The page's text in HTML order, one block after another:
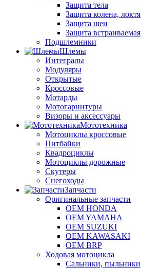
Защита тела
Защита колена, локтя
Защита шеи
Защита встраиваемая
Подшлемники
Шлемы
Интегралы
Модуляры
Открытые
Кроссовые
Мотарды
Мотогарнитуры
Визоры и аксессуары
Мототехника
Мотоциклы кроссовые
Питбайки
Квадроциклы
Мотоциклы дорожные
Скутеры
Снегоходы
Запчасти
Оригинальные запчасти
OEM HONDA
OEM YAMAHA
OEM SUZUKI
OEM KAWASAKI
OEM BRP
Ходовая мотоцикла
Сальники, пыльники